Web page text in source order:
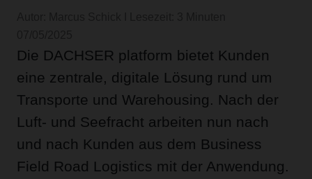
Die DACHSER platform bietet Kunden
eine zentrale, digitale Lösung rund um
Transporte und Warehousing. Nach der
Luft- und Seefracht arbeiten nun nach
und nach Kunden aus dem Business
Field Road Logistics mit der Anwendung.